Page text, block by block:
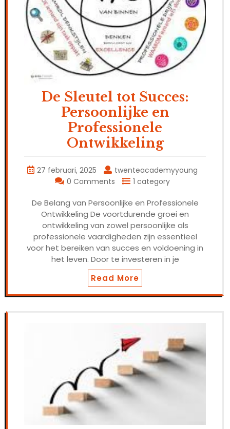
De Sleutel tot Succes:
Persoonlijke en
Professionele
Ontwikkeling
27 februari, 2025
twenteacademyyoung
0 Comments
1 category
De Belang van Persoonlijke en Professionele
Ontwikkeling De voortdurende groei en
ontwikkeling van zowel persoonlijke als
professionele vaardigheden zijn essentieel
voor het bereiken van succes en voldoening in
het leven. Door te investeren in je
Read More